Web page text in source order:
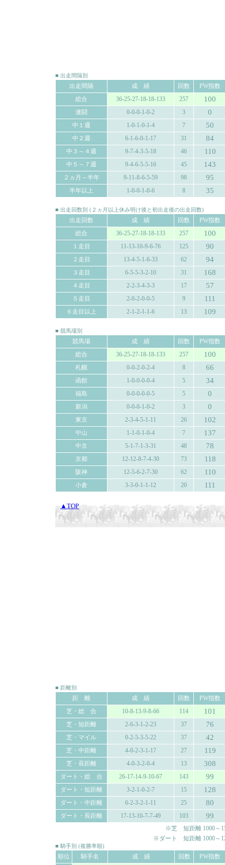
■ 出走間隔別
出走間隔 成 績 回数
PW指数
総合
36-25-27-18-18-133 257 100
連闘 0-0-0-1-0-2 3 0
中１週 1-0-1-0-1-4 7 50
中２週 6-1-6-0-1-17 31 84
中３～４週 9-7-4-3-5-18 46 110
中５～７週 9-4-6-5-5-16 45 143
２ヵ月～半年 9-11-8-6-5-59 98 95
半年以上 1-0-0-1-0-6 8 35
■ 出走回数別 (２ヵ月以上休み明け後と初出走後の出走回数)
出走回数 成 績 回数
PW指数
総合
36-25-27-18-18-133 257 100
１走目 11-13-10-9-6-76 125 90
２走目 13-4-5-1-6-33 62 94
３走目 6-5-5-3-2-10 31 168
４走目 2-2-3-4-3-3 17 57
５走目 2-0-2-0-0-5 9 111
６走目以上 2-1-2-1-1-6 13 109
■ 競馬場別
競馬場 成 績 回数
PW指数
総合
36-25-27-18-18-133 257 100
札幌 0-0-2-0-2-4 8 66
函館 1-0-0-0-0-4 5 34
福島 0-0-0-0-0-5 5 0
新潟 0-0-0-1-0-2 3 0
東京 2-3-4-5-1-11 26 102
中山 1-1-0-1-0-4 7 137
中京 5-1-7-1-3-31 48 78
京都 12-12-8-7-4-30 73 118
阪神 12-5-6-2-7-30 62 110
小倉 3-3-0-1-1-12 20 111
▲TOP
■ 距離別
距 離 成 績 回数
PW指数
芝・総 合
10-8-13-9-8-66 114 101
芝・短距離 2-6-3-1-2-23 37 76
芝・マイル 0-2-5-3-5-22 37 42
芝・中距離 4-0-2-3-1-17 27 119
芝・長距離 4-0-3-2-0-4 13 308
ダート・総 合 26-17-14-9-10-67 143 99
ダート・短距離 3-2-1-0-2-7 15 128
ダート・中距離 6-2-3-2-1-11 25 80
ダート・長距離 17-13-10-7-7-49 103 99
※芝 短距離 1000～
※ダート 短距離 1000～
■ 騎手別 (複勝率順)
順位 騎手名 成 績 回数
PW指数